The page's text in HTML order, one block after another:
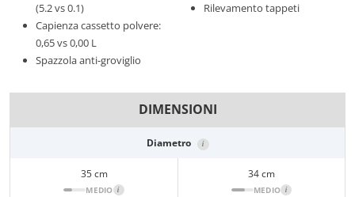
(5.2 vs 0.1)
Capienza cassetto polvere:
0,65 vs 0,00 L
Spazzola anti-groviglio
Rilevamento tappeti
DIMENSIONI
Diametro i
35 cm
MEDIO i
34 cm
MEDIO i